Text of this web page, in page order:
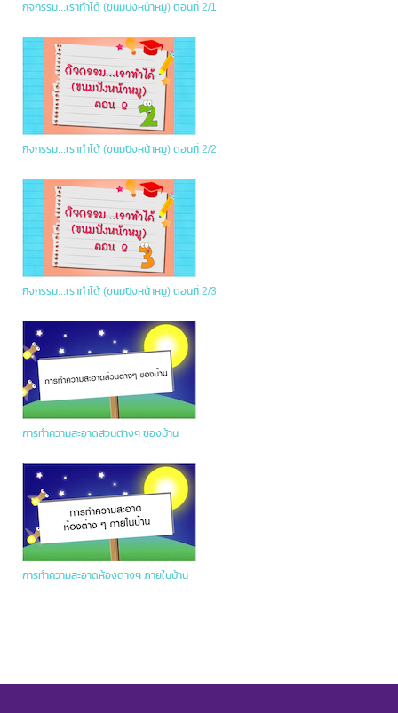
กิจกรรม...เราทำได้ (ขนมปังหน้าหมู) ตอนที่ 2/1
กิจกรรม...เราทำได้ (ขนมปังหน้าหมู) ตอนที่ 2/2
กิจกรรม...เราทำได้ (ขนมปังหน้าหมู) ตอนที่ 2/3
การทำความสะอาดส่วนต่างๆ ของบ้าน
การทำความสะอาดห้องต่างๆ ภายในบ้าน